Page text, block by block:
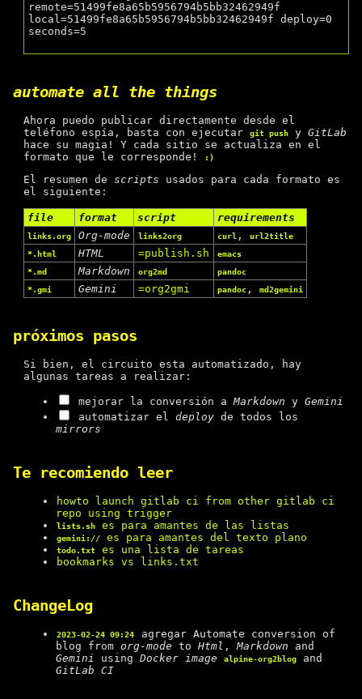
remote=51499fe8a65b5956794b5bb32462949f
local=51499fe8a65b5956794b5bb32462949f deploy=0
seconds=5
automate all the things
Ahora puedo publicar directamente desde el
teléfono espía, basta con ejecutar
git pushy GitLab
hace su magia! Y cada sitio se actualiza en el
formato que le corresponde!
:)
El resumen de scripts usados para cada formato es
el siguiente:
file format script requirements
links.org Org-mode links2org curl ,
url2title
*.html
HTML =publish.sh
emacs
*.md
Markdown org2md
pandoc
*.gmi
Gemini =org2gmi pandoc, md2gemini
próximos pasos
Si bien, el circuito esta automatizado, hay
algunas tareas a realizar:
mejorar la conversión aMarkdown y Gemini
automatizar el deployde todos los
mirrors
Te recomiendo leer
howto launch gitlab ci from other gitlab ci
repo using trigger
lists.shes para amantes de las listas
gemini://es para amantes del texto plano
todo.txtes una lista de tareas
bookmarks vs links.txt
ChangeLog
2023-02-24 09:24
agregar Automate conversion of
blog from org-mode to Html ,Markdown and
Gemini using Docker image alpine-org2blogand
GitLab CI